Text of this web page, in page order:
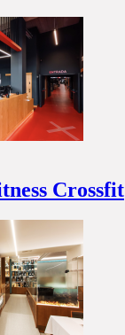
Crossfit